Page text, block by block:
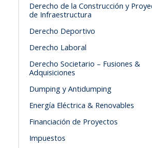
Derecho de la Construcción y
de Infraestructura
Derecho Deportivo
Derecho Laboral
Derecho Societario – Fusiones &
Adquisiciones
Dumping y Antidumping
Energía Eléctrica & Renovables
Financiación de Proyectos
Impuestos